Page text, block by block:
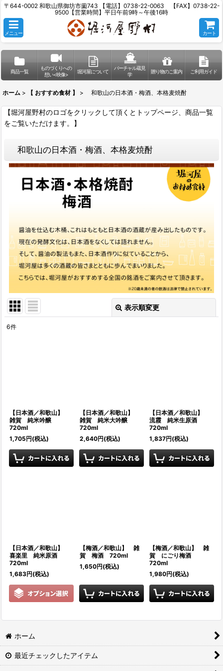
〒644-0002 和歌山県御坊市薗743 【電話】0738-22-0063 【FAX】0738-22-
9500【営業時間】平日午前9時～午後16時
メニュー カート
商品一覧
ものづくりへの
想い<映像>
堀河屋について
バーチャル蔵見
学
贈り物のご案内 ご利用ガイド
ホーム > 【 おすすめ食材 】 > 和歌山の日本酒・梅酒、本格麦焼酎
【堀河屋野村のロゴをクリックして頂くとトップページ、商品一覧
をご覧いただけます。】
和歌山の日本酒・梅酒、本格麦焼酎
表示順変更
6件
【日本酒／和歌山】
雑賀 純米吟醸
720ml
1,705円(税込)
【日本酒／和歌山】
雑賀 純米大吟醸
720ml
2,640円(税込)
【日本酒／和歌山】
流霞 純米生原酒
720ml
1,837円(税込)
【日本酒／和歌山】
喜楽里 純米原酒
720ml
1,683円(税込)
【梅酒／和歌山】 雑
賀 梅酒 720ml
1,650円(税込)
【梅酒／和歌山】 雑
賀 にごり梅酒
720ml
1,980円(税込)
ホーム
最近チェックしたアイテム